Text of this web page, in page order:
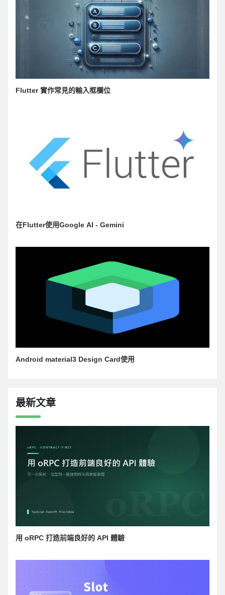
Flutter 實作常見的輸入框欄位
在Flutter使用Google AI - Gemini
Android material3 Design Card使用
最新文章
用 oRPC 打造前端良好的 API 體驗